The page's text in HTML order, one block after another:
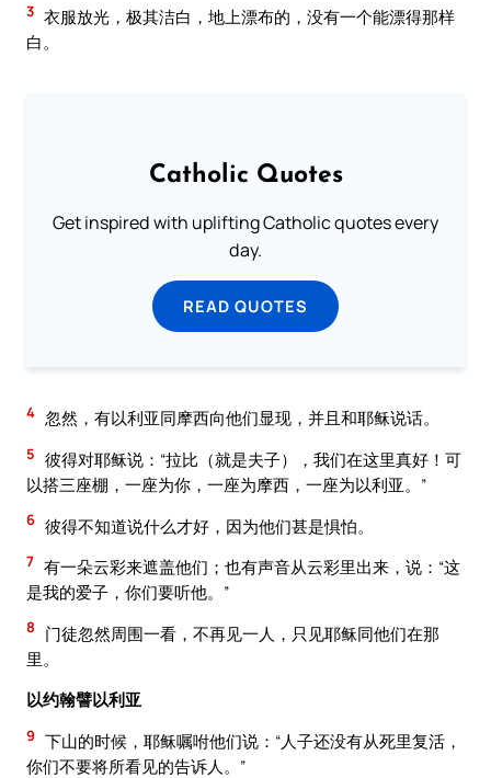
3 衣服放光，极其洁白，地上漂布的，没有一个能漂得那样
白。
Catholic Quotes
Get inspired with uplifting Catholic quotes every
day.
READ QUOTES
4 忽然，有以利亚同摩西向他们显现，并且和耶稣说话。
5 彼得对耶稣说：“拉比（就是夫子），我们在这里真好！可
以搭三座棚，一座为你，一座为摩西，一座为以利亚。”
6 彼得不知道说什么才好，因为他们甚是惧怕。
7 有一朵云彩来遮盖他们；也有声音从云彩里出来，说：“这
是我的爱子，你们要听他。”
8
门徒忽然周围一看，不再见一人，只见耶稣同他们在那
里。
以约翰譬以利亚
9 下山的时候，耶稣嘱咐他们说：“人子还没有从死里复活，
你们不要将所看见的告诉人。”